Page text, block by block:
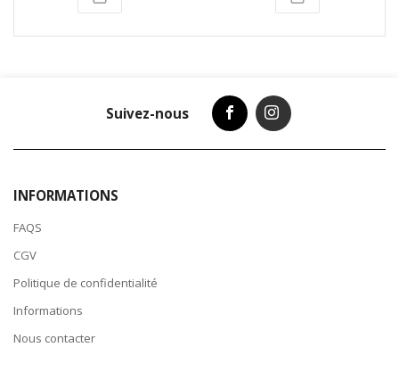
Suivez-nous
INFORMATIONS
FAQS
CGV
Politique de confidentialité
Informations
Nous contacter